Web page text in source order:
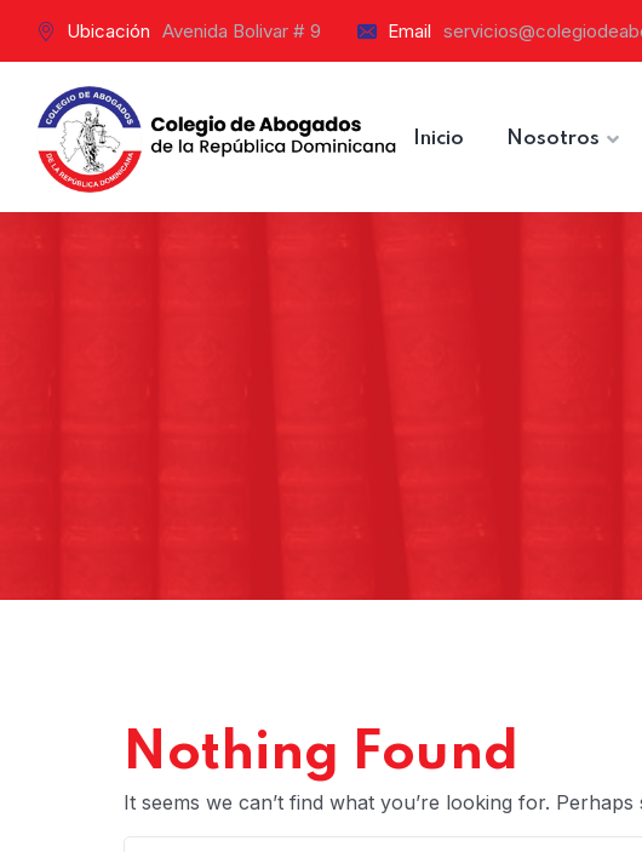
Ubicación Avenida Bolivar # 9 Email
Inicio Nosotros
Nothing Found
It seems we can’t find what you’re looking for.